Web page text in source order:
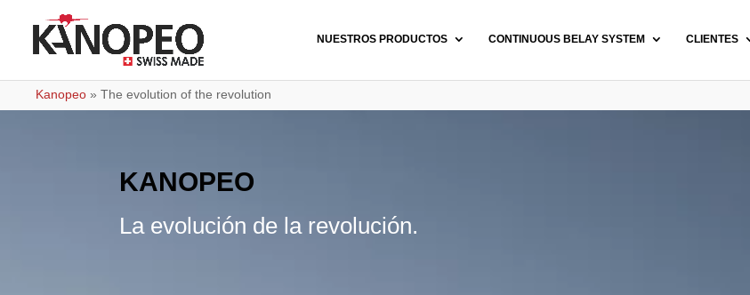
NUESTROS PRODUCTOS CONTINUOUS BELAY SYSTEM CLIENTES
Kanopeo » The evolution of the revolution
KANOPEO
La evolución de la revolución.